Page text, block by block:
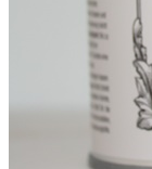
Blogparade
Filter
Herbst
Lightroom